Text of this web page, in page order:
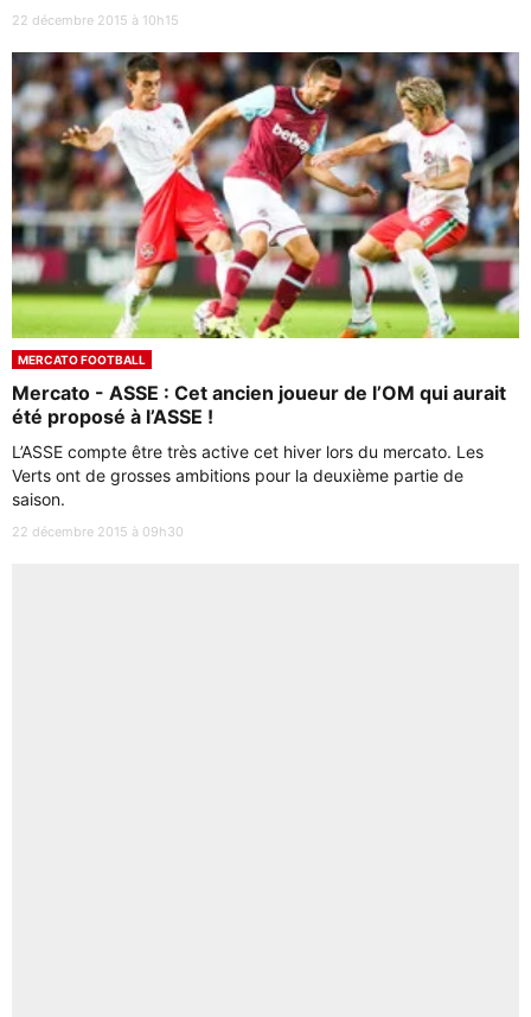
22 décembre 2015 à 10h15
MERCATO FOOTBALL
Mercato - ASSE : Cet ancien joueur de l’OM qui aurait
été proposé à l’ASSE !
L’ASSE compte être très active cet hiver lors du mercato. Les
Verts ont de grosses ambitions pour la deuxième partie de
saison.
22 décembre 2015 à 09h30